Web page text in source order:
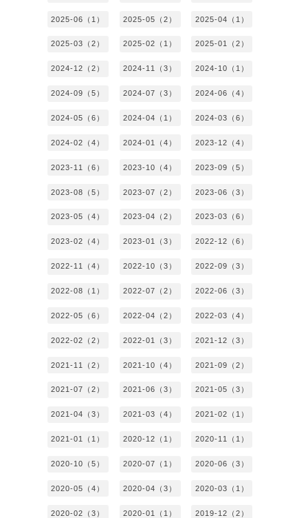
2025-06（1） 2025-05（2） 2025-04（1）
2025-03（2） 2025-02（1） 2025-01（2）
2024-12（2） 2024-11（3） 2024-10（1）
2024-09（5） 2024-07（3） 2024-06（4）
2024-05（6） 2024-04（1） 2024-03（6）
2024-02（4） 2024-01（4） 2023-12（4）
2023-11（6） 2023-10（4） 2023-09（5）
2023-08（5） 2023-07（2） 2023-06（3）
2023-05（4） 2023-04（2） 2023-03（6）
2023-02（4） 2023-01（3） 2022-12（6）
2022-11（4） 2022-10（3） 2022-09（3）
2022-08（1） 2022-07（2） 2022-06（3）
2022-05（6） 2022-04（2） 2022-03（4）
2022-02（2） 2022-01（3） 2021-12（3）
2021-11（2） 2021-10（4） 2021-09（2）
2021-07（2） 2021-06（3） 2021-05（3）
2021-04（3） 2021-03（4） 2021-02（1）
2021-01（1） 2020-12（1） 2020-11（1）
2020-10（5） 2020-07（1） 2020-06（3）
2020-05（4） 2020-04（3） 2020-03（1）
2020-02（3） 2020-01（1） 2019-12（2）